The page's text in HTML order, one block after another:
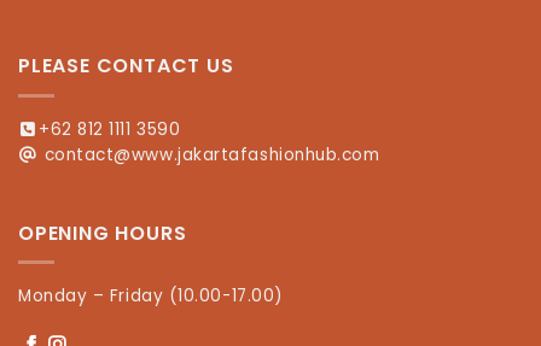
PLEASE CONTACT US
+62 812 1111 3590
contact@www.jakartafashionhub.com
OPENING HOURS
Monday – Friday (10.00-17.00)